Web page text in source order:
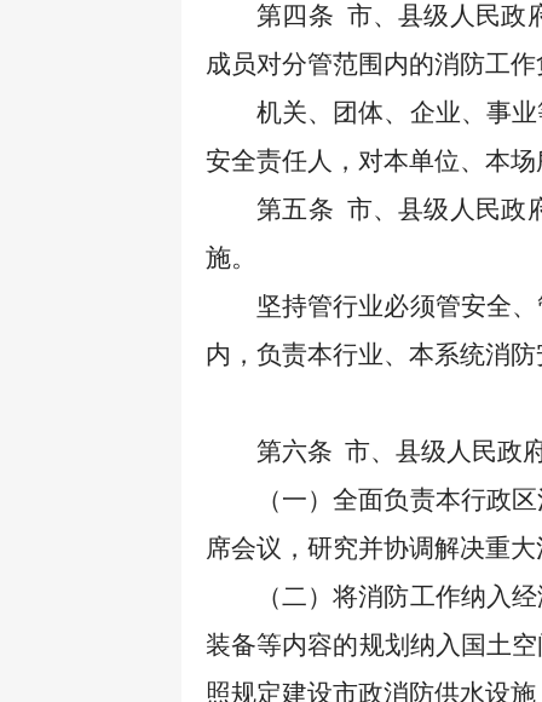
第四条 市、县级人民政
成员对分管范围内的消防工
机关、团体、企业、事
安全责任人，对本单位、本
第五条 市、县级人民政
施。
坚持管行业必须管安全
内，负责本行业、本系统消
第六条 市、县级人民政
（一）全面负责本行政
席会议，研究并协调解决重
（二）将消防工作纳入
装备等内容的规划纳入国土
照规定建设市政消防供水设